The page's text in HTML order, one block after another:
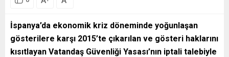
İspanya’da ekonomik kriz döneminde yoğunlaşan
gösterilere karşı 2015’te çıkarılan ve gösteri haklarını
kısıtlayan Vatandaş Güvenliği Yasası’nın iptali talebiyle